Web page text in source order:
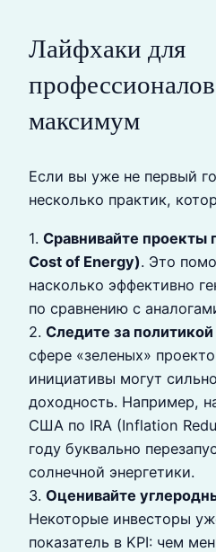
Лайфхаки для
максимум
Если вы уже не первый
несколько практик,
1. Сравнивайте проекты
Cost of Energy). Это
насколько эффективно
по сравнению с
2. Следите за
сфере «зеленых»
инициативы могут
доходность. Например,
США по IRA (Inflation
году буквально
солнечной энергетики.
3. Оценивайте
Некоторые инвесторы
показатель в KPI: чем